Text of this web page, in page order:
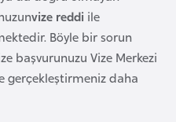
vize reddi ile
Böyle bir sorun
başvurunuzu Vize Merkezi
gerçekleştirmeniz daha